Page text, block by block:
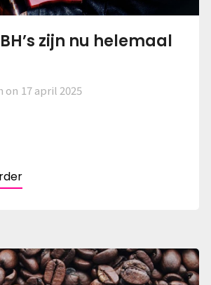
zijn nu helemaal
on 17 april 2025